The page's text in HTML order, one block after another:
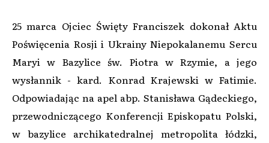
25 marca Ojciec Święty Franciszek dokonał Aktu
Poświęcenia Rosji i Ukrainy Niepokalanemu Sercu
Maryi w Bazylice św. Piotra w Rzymie, a jego
wysłannik - kard. Konrad Krajewski w Fatimie.
Odpowiadając na apel abp. Stanisława Gądeckiego,
przewodniczącego Konferencji Episkopatu Polski,
w bazylice archikatedralnej metropolita łódzki,